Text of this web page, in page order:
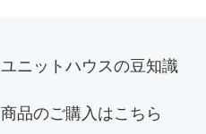
ユニットハウスの豆知識
商品のご購入はこちら